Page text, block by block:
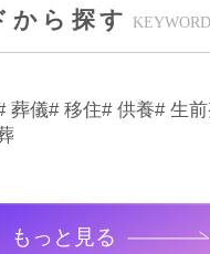
から探す
葬儀# 移住# 供養# 生
もっと見る